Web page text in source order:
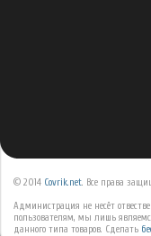
© 2014 Covrik.net. Все права
Администрация не несёт
пользователям, мы лишь
данного типа товаров. Сделать